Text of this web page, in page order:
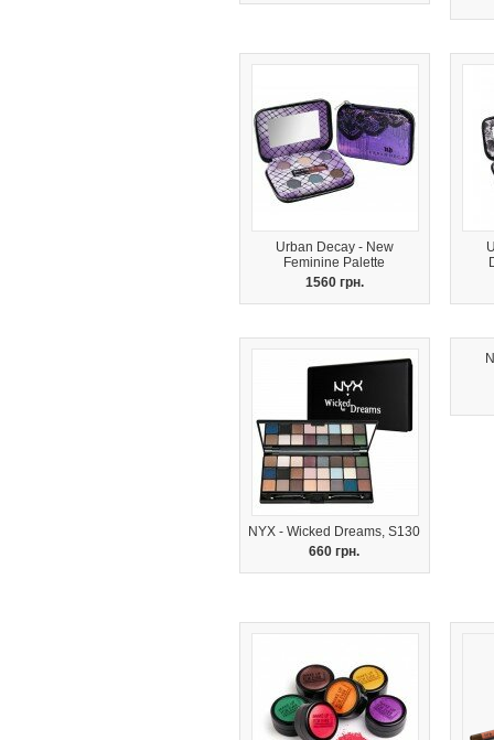
Urban Decay - New
Feminine Palette
1560 грн.
NYX - Wicked Dreams, S130
660 грн.